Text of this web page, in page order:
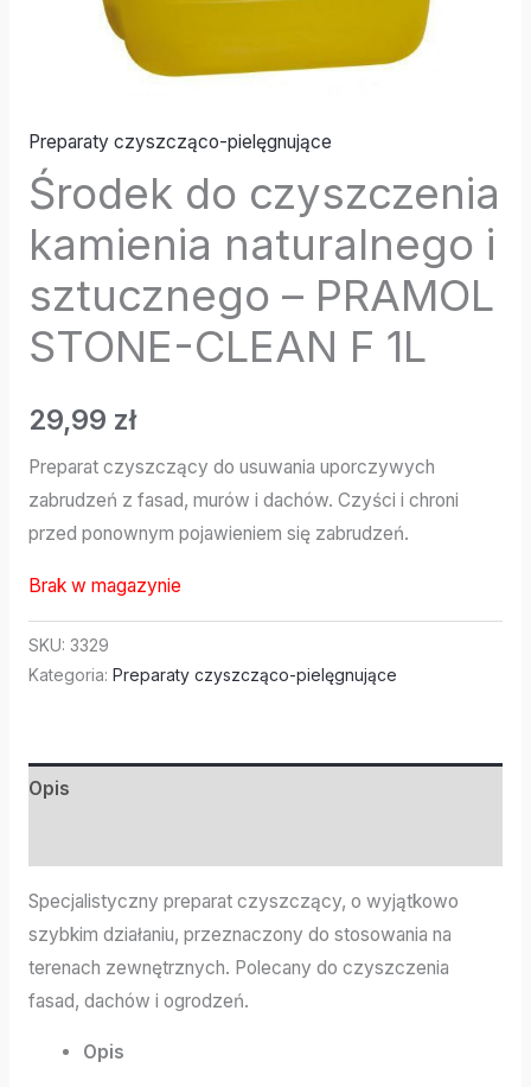
Preparaty czyszcząco-pielęgnujące
Środek do czyszczenia
kamienia naturalnego i
sztucznego – PRAMOL
STONE-CLEAN F 1L
29,99 zł
Preparat czyszczący do usuwania uporczywych
zabrudzeń z fasad, murów i dachów. Czyści i chroni
przed ponownym pojawieniem się zabrudzeń.
Brak w magazynie
SKU: 3329
Kategoria: Preparaty czyszcząco-pielęgnujące
Opis
Specjalistyczny preparat czyszczący, o wyjątkowo
szybkim działaniu, przeznaczony do stosowania na
terenach zewnętrznych. Polecany do czyszczenia
fasad, dachów i ogrodzeń.
Opis